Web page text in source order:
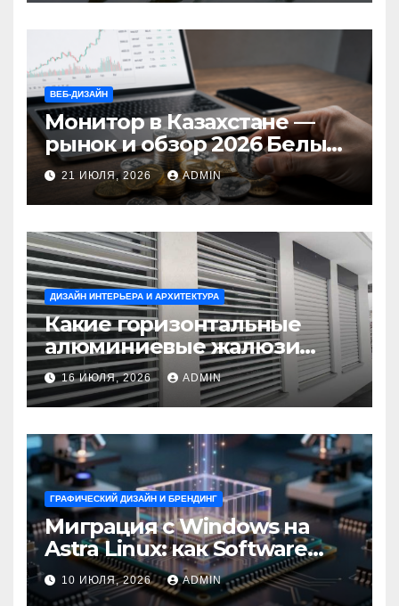
ВЕБ-ДИЗАЙН
Монитор в Казахстане —
рынок и обзор 2026 Белый
Ветер Shop.kz
21 ИЮЛЯ, 2026 ADMIN
ДИЗАЙН ИНТЕРЬЕРА И АРХИТЕКТУРА
Какие горизонтальные
алюминиевые жалюзи
выбрать для окон?
16 ИЮЛЯ, 2026 ADMIN
ГРАФИЧЕСКИЙ ДИЗАЙН И БРЕНДИНГ
Миграция с Windows на
Astra Linux: как Software
Group успешно перешла на
отечественную ОС
10 ИЮЛЯ, 2026 ADMIN